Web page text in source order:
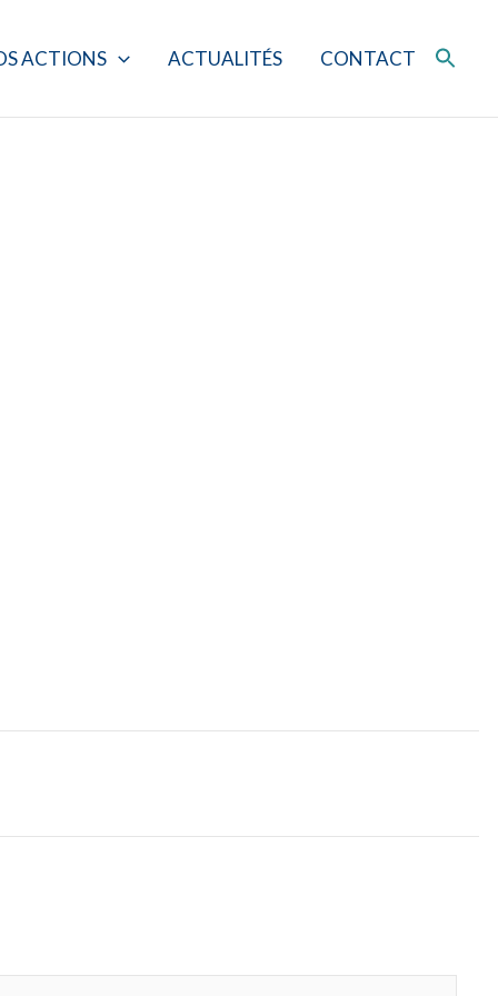
ACTIONS ACTUALITÉS CONTACT